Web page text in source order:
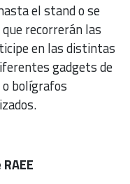
el stand o se
recorrerán las
en las distintas
gadgets de
bolígrafos